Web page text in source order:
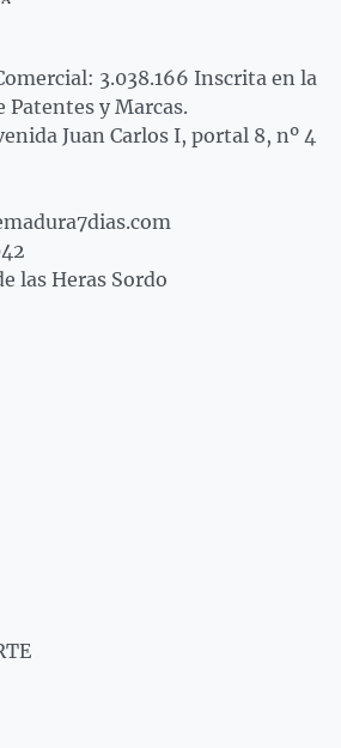
3.038.166 Inscrita en la
Patentes y Marcas.
Juan Carlos I, portal 8, nº 4
las Heras Sordo